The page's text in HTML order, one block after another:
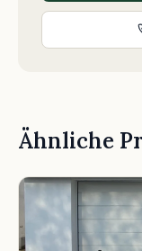
Ähnliche